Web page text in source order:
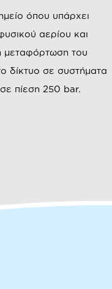
όπου υπάρχει
αερίου και
μεταφόρτωση του
δίκτυο σε συστήματα
πίεση 250 bar.